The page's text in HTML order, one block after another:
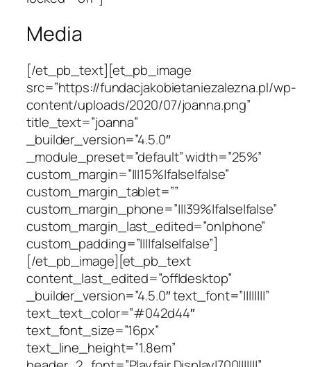
Media
[/et_pb_text][et_pb_image
src=”https://fundacjakobietaniezalezna.pl/wp-
content/uploads/2020/07/joanna.png”
title_text=”joanna”
_builder_version=”4.5.0″
_module_preset=”default” width=”25%”
custom_margin=”|||15%|false|false”
custom_margin_tablet=””
custom_margin_phone=”|||39%|false|false”
custom_margin_last_edited=”on|phone”
custom_padding=”||||false|false”]
[/et_pb_image][et_pb_text
content_last_edited=”off|desktop”
_builder_version=”4.5.0″ text_font=”||||||||”
text_text_color=”#042d44″
text_font_size=”16px”
text_line_height=”1.8em”